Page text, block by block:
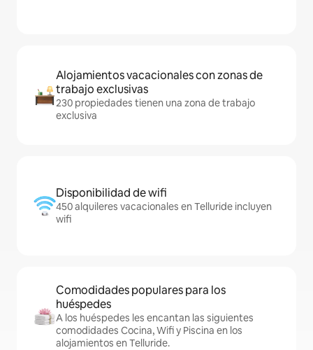
Alojamientos vacacionales con zonas de
trabajo exclusivas
230 propiedades tienen una zona de trabajo
exclusiva
Disponibilidad de wifi
450 alquileres vacacionales en Telluride incluyen
wifi
Comodidades populares para los
huéspedes
A los huéspedes les encantan las siguientes
comodidades Cocina, Wifi y Piscina en los
alojamientos en Telluride.